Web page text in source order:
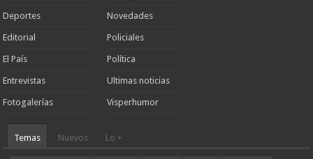
Deportes
Editorial
El País
Entrevistas
Fotogalerías
Novedades
Policiales
Política
Ultimas noticias
Visperhumor
Temas Nuevos Lo +